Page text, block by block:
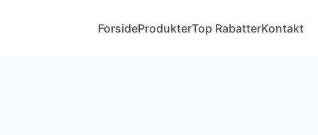
ForsideProdukterTop RabatterKontakt